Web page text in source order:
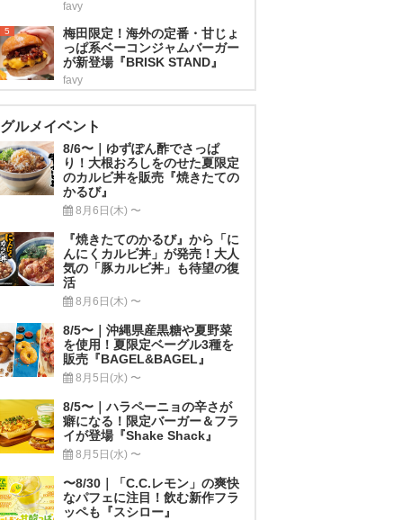
favy
5
梅田限定！海外の定番・甘じょ
っぱ系ベーコンジャムバーガー
が新登場『BRISK STAND』
favy
グルメイベント
8/6〜｜ゆずぽん酢でさっぱ
り！大根おろしをのせた夏限定
のカルビ丼を販売『焼きたての
かるび』
8月6日(木) 〜
『焼きたてのかるび』から「に
んにくカルビ丼」が発売！大人
気の「豚カルビ丼」も待望の復
活
8月6日(木) 〜
8/5〜｜沖縄県産黒糖や夏野菜
を使用！夏限定ベーグル3種を
販売『BAGEL&BAGEL』
8月5日(水) 〜
8/5〜｜ハラペーニョの辛さが
癖になる！限定バーガー＆フラ
イが登場『Shake Shack』
8月5日(水) 〜
〜8/30｜「C.C.レモン」の爽快
なパフェに注目！飲む新作フラ
ッペも『スシロー』